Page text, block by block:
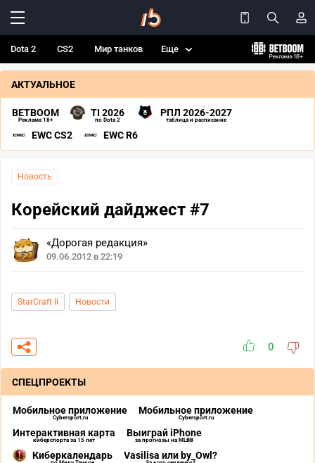
Dota 2 CS2 Мир танков Еще
АКТУАЛЬНОЕ
BETBOOM
Реклама 18+
TI 2026
по Dota 2
РПЛ 2026-2027
таблица и расписание
EWC CS2 EWC R6
Новость
Корейский дайджест #7
«Дорогая редакция»
09.06.2012 в 22:19
StarCraft II Новости
0
СПЕЦПРОЕКТЫ
Мобильное приложение
Cybersport.ru
Мобильное приложение
Cybersport.ru
Интерактивная карта
киберспорта за 15 лет
Выиграй iPhone
за прогнозы на MLBB
Киберкалендарь Vasilisa или by_Owl?